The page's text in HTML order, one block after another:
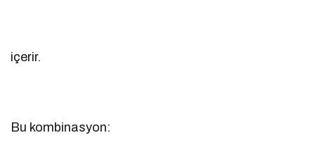
içerir.
Bu kombinasyon: